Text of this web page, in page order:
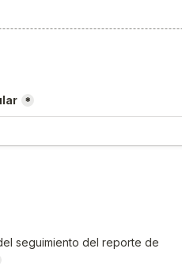
*
seguimiento del reporte de